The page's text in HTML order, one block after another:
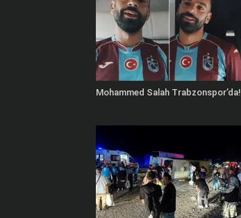
Mohammed Salah Trabzonspor’da!